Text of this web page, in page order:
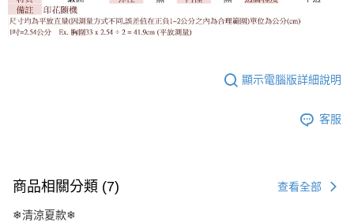
顯示電腦版詳細說明
客服
商品相關分類 (7) 查看全部
❄清涼夏款❄